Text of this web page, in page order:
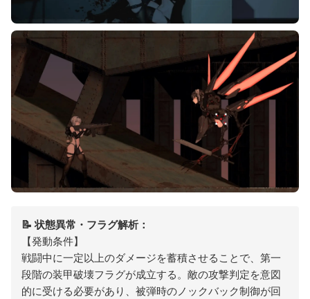
📝 状態異常・フラグ解析：
【発動条件】
戦闘中に一定以上のダメージを蓄積させることで、第一
段階の装甲破壊フラグが成立する。敵の攻撃判定を意図
的に受ける必要があり、被弾時のノックバック制御が回